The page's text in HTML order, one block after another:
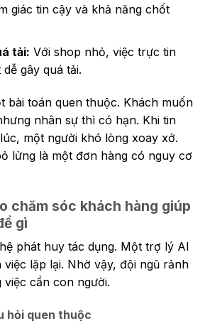
giác tin cậy và khả năng chốt
tải: Với shop nhỏ, việc trực tin
gây quá tải.
bài toán quen thuộc. Khách muốn
nhân sự thì có hạn. Khi tin
một người khó lòng xoay xở.
lửng là một đơn hàng có nguy cơ
chăm sóc khách hàng giúp
gì
phát huy tác dụng. Một trợ lý AI
lặp lại. Nhờ vậy, đội ngũ rảnh
cần con người.
hỏi quen thuộc